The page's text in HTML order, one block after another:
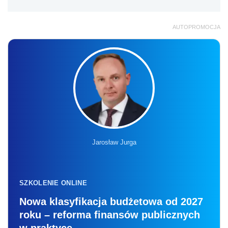
AUTOPROMOCJA
Jarosław Jurga
SZKOLENIE ONLINE
Nowa klasyfikacja budżetowa od 2027
roku – reforma finansów publicznych